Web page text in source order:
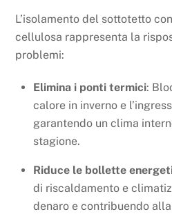
L’isolamento del sottotetto
cellulosa rappresenta la
problemi:
Elimina i ponti termici:
calore in inverno e
garantendo un clima
stagione.
Riduce le bollette
di riscaldamento e
denaro e contribuendo